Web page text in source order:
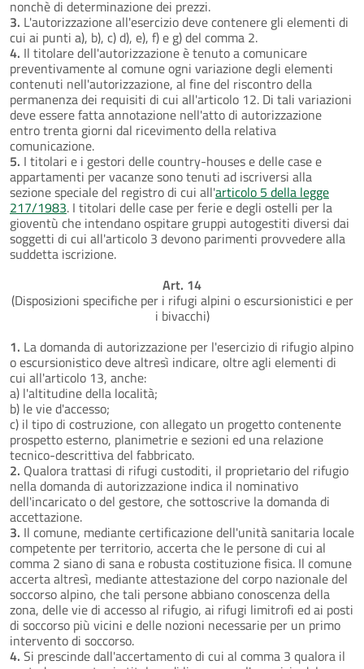
nonchè di determinazione dei prezzi.
3. L'autorizzazione all'esercizio deve contenere gli elementi di
cui ai punti a), b), c) d), e), f) e g) del comma 2.
4. Il titolare dell'autorizzazione è tenuto a comunicare
preventivamente al comune ogni variazione degli elementi
contenuti nell'autorizzazione, al fine del riscontro della
permanenza dei requisiti di cui all'articolo 12. Di tali variazioni
deve essere fatta annotazione nell'atto di autorizzazione
entro trenta giorni dal ricevimento della relativa
comunicazione.
5. I titolari e i gestori delle country-houses e delle case e
appartamenti per vacanze sono tenuti ad iscriversi alla
sezione speciale del registro di cui all'articolo 5 della legge
217/1983. I titolari delle case per ferie e degli ostelli per la
gioventù che intendano ospitare gruppi autogestiti diversi dai
soggetti di cui all'articolo 3 devono parimenti provvedere alla
suddetta iscrizione.
Art. 14
(Disposizioni specifiche per i rifugi alpini o escursionistici e per
i bivacchi)
1. La domanda di autorizzazione per l'esercizio di rifugio alpino
o escursionistico deve altresì indicare, oltre agli elementi di
cui all'articolo 13, anche:
a) l'altitudine della località;
b) le vie d'accesso;
c) il tipo di costruzione, con allegato un progetto contenente
prospetto esterno, planimetrie e sezioni ed una relazione
tecnico-descrittiva del fabbricato.
2. Qualora trattasi di rifugi custoditi, il proprietario del rifugio
nella domanda di autorizzazione indica il nominativo
dell'incaricato o del gestore, che sottoscrive la domanda di
accettazione.
3. Il comune, mediante certificazione dell'unità sanitaria locale
competente per territorio, accerta che le persone di cui al
comma 2 siano di sana e robusta costituzione fisica. Il comune
accerta altresì, mediante attestazione del corpo nazionale del
soccorso alpino, che tali persone abbiano conoscenza della
zona, delle vie di accesso al rifugio, ai rifugi limitrofi ed ai posti
di soccorso più vicini e delle nozioni necessarie per un primo
intervento di soccorso.
4. Si prescinde dall'accertamento di cui al comma 3 qualora il